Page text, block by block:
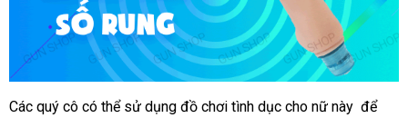
dương
Các quý cô amazon
có thể sử dụng đồ chơi tình dục cho nữ này xuất
để